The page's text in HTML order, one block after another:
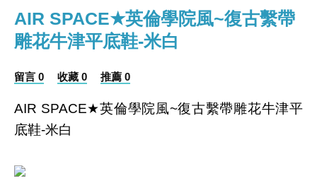
AIR SPACE★英倫學院風~復古繫帶
雕花牛津平底鞋-米白
留言 0 收藏 0 推薦 0
AIR SPACE★英倫學院風~復古繫帶雕花牛津平
底鞋-米白